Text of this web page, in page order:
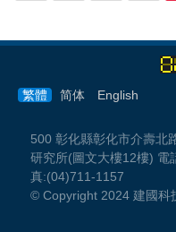
繁體 简体 English
500 彰化縣彰化市介壽北
研究所(圖文大樓12樓)
真:(04)711-1157
© Copyright 2024 建國科